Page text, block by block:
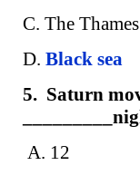
C. The Thames
D. Black sea
5. Saturn
A. 12